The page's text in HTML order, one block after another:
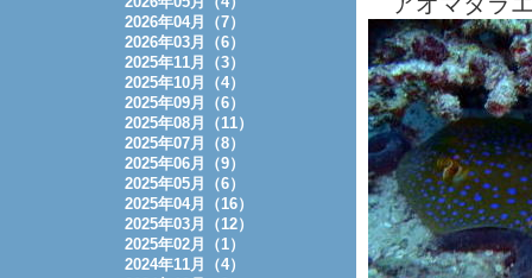
2026年04月（7）
2026年03月（6）
2025年11月（3）
2025年10月（4）
2025年09月（6）
2025年08月（11）
2025年07月（8）
2025年06月（9）
2025年05月（6）
2025年04月（16）
2025年03月（12）
2025年02月（1）
2024年11月（4）